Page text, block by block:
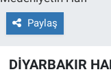
Paylaş
DİYARBAKIR